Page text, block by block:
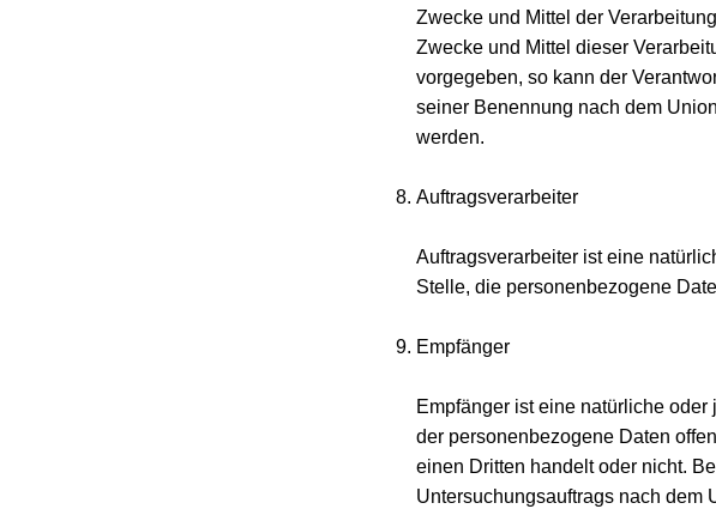
Zwecke und Mittel der
Zwecke und Mittel dieser
vorgegeben, so kann der
seiner Benennung nach dem
werden.
Auftragsverarbeiter
Auftragsverarbeiter ist eine
Stelle, die personenbezogene
Empfänger
Empfänger ist eine natürliche
der personenbezogene Daten
einen Dritten handelt oder nicht.
Untersuchungsauftrags nach dem